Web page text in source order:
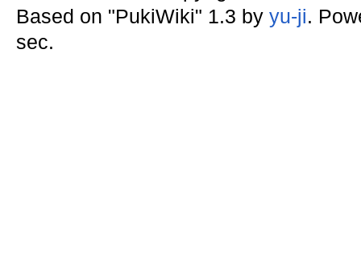
Based on "PukiWiki" 1.3 by yu-ji.
sec.